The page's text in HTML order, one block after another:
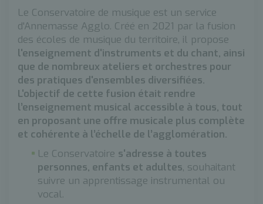
Le Conservatoire de musique est un service
d'Annemasse Agglo. Créé en 2021 par la fusion
des écoles de musique du territoire, il propose
l'enseignement d'instruments et du chant, ainsi
que de nombreux ateliers et orchestres pour
des pratiques d'ensembles diversifiées.
L'objectif de cette fusion était rendre
l’enseignement musical accessible à tous, tout
en proposant une offre musicale plus complète
et cohérente à l’échelle de l’agglomération.
Le Conservatoire s'adresse à toutes
personnes, enfants et adultes, souhaitant
suivre un apprentissage instrumental ou
vocal.